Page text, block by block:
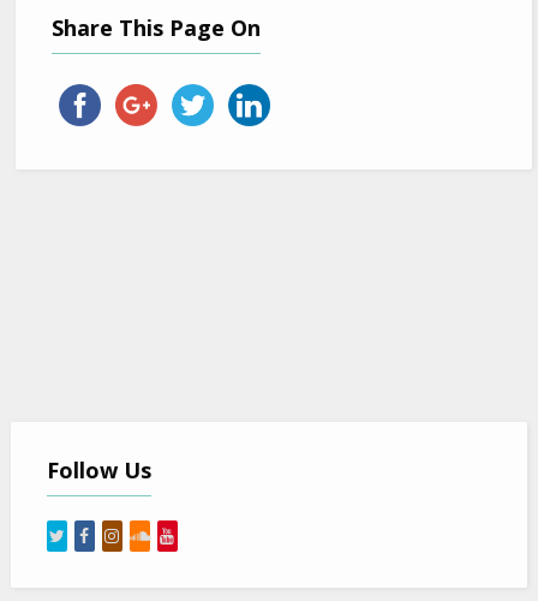
Share This Page On
Follow Us